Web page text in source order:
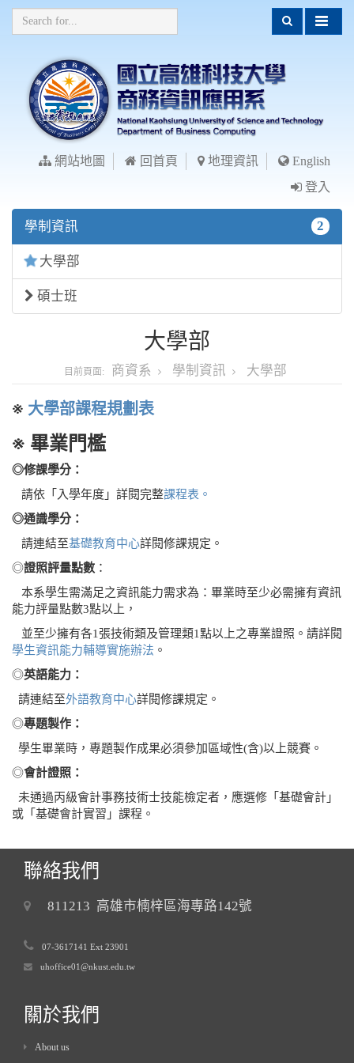
網站地圖 回首頁 地理資訊
English
登入
學制資訊 2
大學部
碩士班
大學部
目前頁面: 商資系 學制資訊 大學部
※ 大學部課程規劃表
※ 畢業門檻
◎修課學分：
請依「入學年度」詳閱完整課程表。
◎通識學分：
請連結至基礎教育中心詳閱修課規定。
◎證照評量點數 ：
本系學生需滿足之資訊能力需求為：畢業時至少必需擁有資訊
能力評量點數3點以上，
並至少擁有各1張技術類及管理類1點以上之專業證照。請詳閱
學生資訊能力輔導實施辦法 。
◎英語能力：
請連結至外語教育中心詳閱修課規定。
◎專題製作：
學生畢業時，專題製作成果必須參加區域性(含)以上競賽。
◎會計證照：
未通過丙級會計事務技術士技能檢定者，應選修「基礎會計」
或「基礎會計實習」課程。
聯絡我們
811213 高雄市楠梓區海專路142號
07-3617141 Ext 23901
uhoffice01@nkust.edu.tw
關於我們
About us